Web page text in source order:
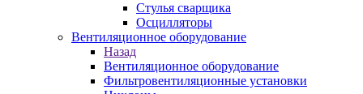
Стулья сварщика
Осцилляторы
Вентиляционное оборудование
Назад
Вентиляционное оборудование
Фильтровентиляционные установки